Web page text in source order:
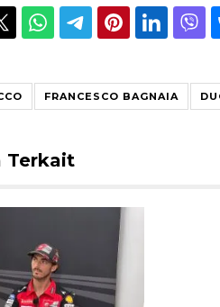
FRANCESCO BAGNAIA
Terkait